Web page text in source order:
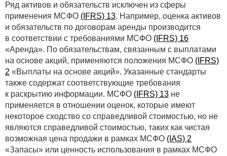
Ряд активов и обязательств исключен из сферы
применения МСФО (IFRS) 13. Например, оценка активов
и обязательств по договорам аренды производится
в соответствии с требованиями МСФО (IFRS) 16
«Аренда». По обязательствам, связанным с выплатами
на основе акций, применяются положения МСФО (IFRS)
2 «Выплаты на основе акций». Указанные стандарты
также содержат соответствующие требования
к раскрытию информации. МСФО (IFRS) 13 не
применяется в отношении оценок, которые имеют
некоторое сходство со справедливой стоимостью, но не
являются справедливой стоимостью, таких как чистая
возможная цена продажи в рамках МСФО (IAS) 2
«Запасы» или ценность использования в рамках МСФО